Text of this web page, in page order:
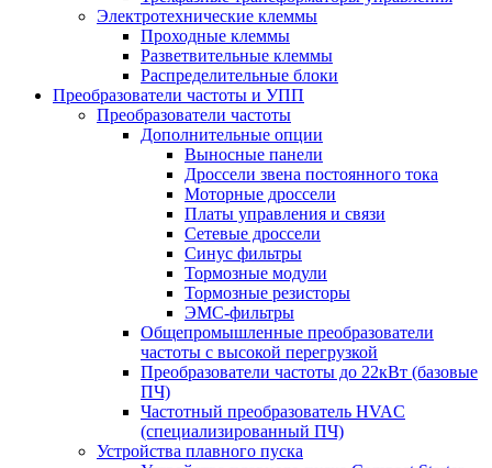
Электротехнические клеммы
Проходные клеммы
Разветвительные клеммы
Распределительные блоки
Преобразователи частоты и УПП
Преобразователи частоты
Дополнительные опции
Выносные панели
Дроссели звена постоянного тока
Моторные дроссели
Платы управления и связи
Сетевые дроссели
Синус фильтры
Тормозные модули
Тормозные резисторы
ЭМС-фильтры
Общепромышленные преобразователи
частоты с высокой перегрузкой
Преобразователи частоты до 22кВт (базовые
ПЧ)
Частотный преобразователь HVAC
(специализированный ПЧ)
Устройства плавного пуска